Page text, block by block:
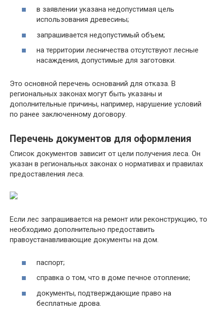
в заявлении указана недопустимая цель
использования древесины;
запрашивается недопустимый объем;
на территории лесничества отсутствуют лесные
насаждения, допустимые для заготовки.
Это основной перечень оснований для отказа. В
региональных законах могут быть указаны и
дополнительные причины, например, нарушение условий
по ранее заключенному договору.
Перечень документов для оформления
Список документов зависит от цели получения леса. Он
указан в региональных законах о нормативах и правилах
предоставления леса.
Если лес запрашивается на ремонт или реконструкцию, то
необходимо дополнительно предоставить
правоустанавливающие документы на дом.
паспорт;
справка о том, что в доме печное отопление;
документы, подтверждающие право на
бесплатные дрова.